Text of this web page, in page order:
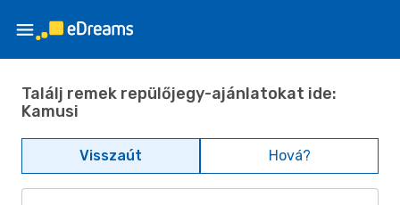
Találj remek repülőjegy-ajánlatokat ide:
Kamusi
Visszaút Hová?